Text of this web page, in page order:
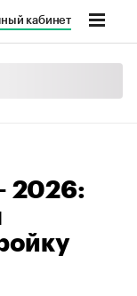
кабинет
2026: